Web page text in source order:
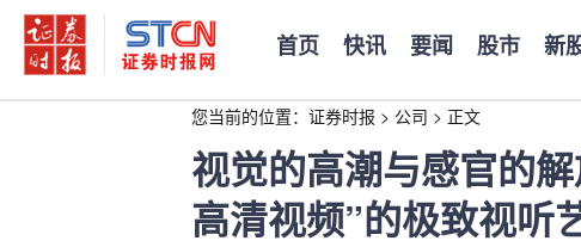
首页 快讯 要闻 股市 新
您当前的位置： 证券时报 > 公司 > 正文
视觉的高潮与感官的
高清视频”的极致视听